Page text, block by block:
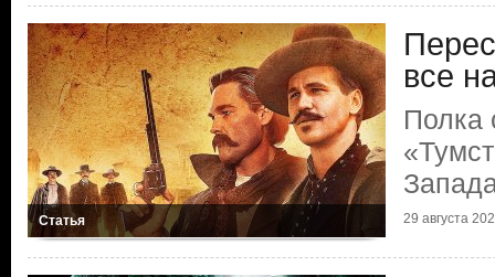
Статья
все
Полка
29 августа